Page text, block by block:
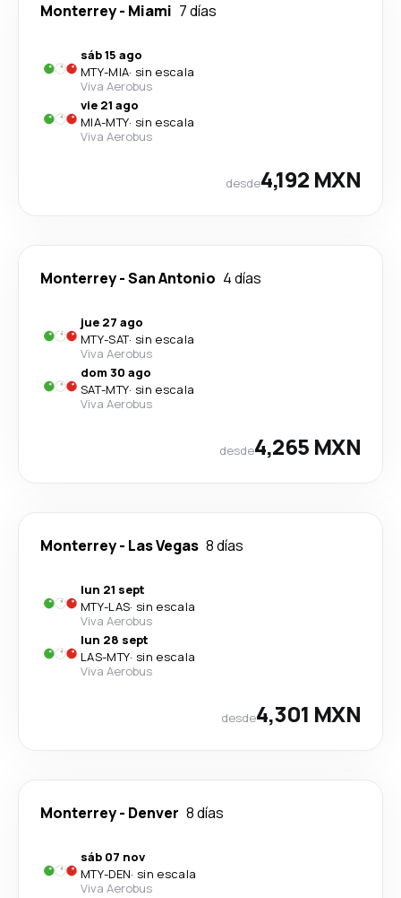
Monterrey- Miami 7 días
sáb 15 ago
MTY-MIA· sin escala
Viva Aerobus
vie 21 ago
MIA-MTY· sin escala
Viva Aerobus
desde4,192 MXN
Monterrey-San Antonio 4 días
jue 27 ago
MTY-SAT· sin escala
Viva Aerobus
dom 30 ago
SAT-MTY· sin escala
Viva Aerobus
desde4,265 MXN
Monterrey- Las Vegas 8 días
lun 21 sept
MTY-LAS· sin escala
Viva Aerobus
lun 28 sept
LAS-MTY· sin escala
Viva Aerobus
desde4,301 MXN
Monterrey- Denver 8 días
sáb 07 nov
MTY-DEN· sin escala
Viva Aerobus